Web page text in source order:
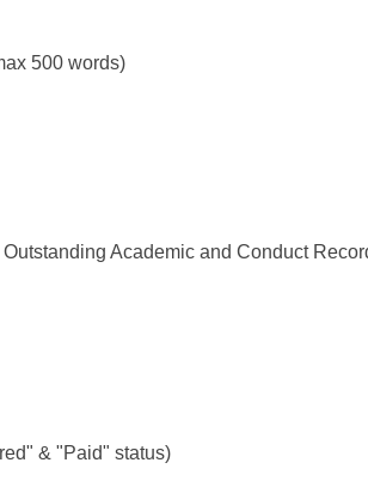
500 words)
Academic and Conduct
& "Paid" status)